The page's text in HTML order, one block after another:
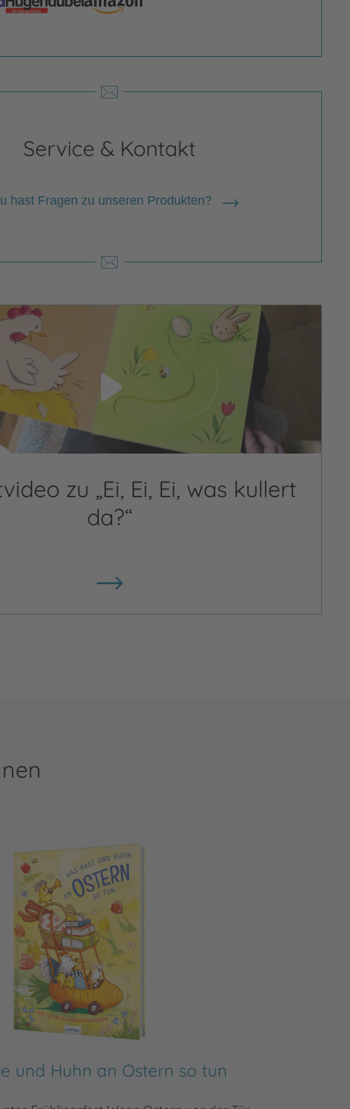
Service & Kontakt
hast Fragen zu unseren Produkten?
zu „Ei, Ei, Ei, was kullert
da?“
und Huhn an Ostern so tun